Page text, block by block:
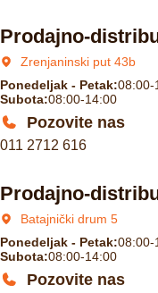
Prodajno-
Zrenjaninski put 43b
Ponedeljak - Petak:08:00-
Subota:08:00-14:00
Pozovite nas
011 2712 616
Prodajno-
Batajnički drum 5
Ponedeljak - Petak:08:00-
Subota:08:00-14:00
Pozovite nas